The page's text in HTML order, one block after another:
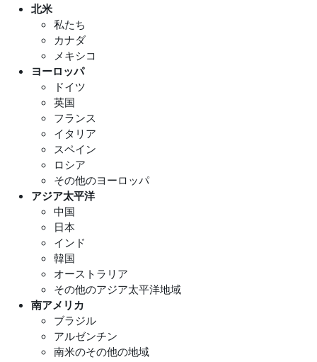
北米
私たち
カナダ
メキシコ
ヨーロッパ
ドイツ
英国
フランス
イタリア
スペイン
ロシア
その他のヨーロッパ
アジア太平洋
中国
日本
インド
韓国
オーストラリア
その他のアジア太平洋地域
南アメリカ
ブラジル
アルゼンチン
南米のその他の地域